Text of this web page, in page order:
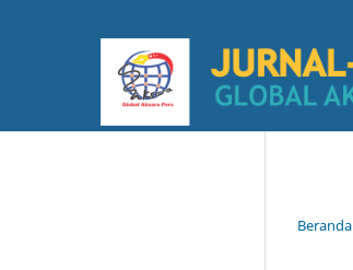
Beranda